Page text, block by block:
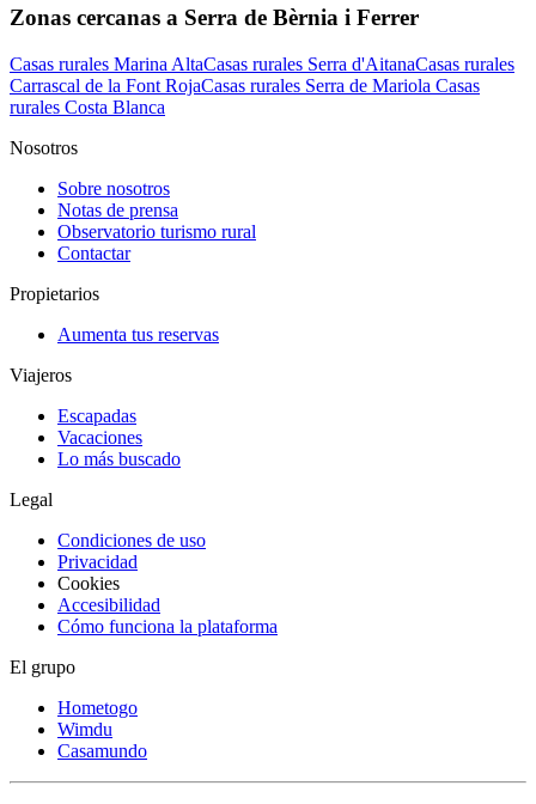
Zonas cercanas a Serra de Bèrnia i Ferrer
Casas rurales Marina AltaCasas rurales Serra d'AitanaCasas rurales
Carrascal de la Font RojaCasas rurales Serra de Mariola Casas
rurales Costa Blanca
Nosotros
Sobre nosotros
Notas de prensa
Observatorio turismo rural
Contactar
Propietarios
Aumenta tus reservas
Viajeros
Escapadas
Vacaciones
Lo más buscado
Legal
Condiciones de uso
Privacidad
Cookies
Accesibilidad
Cómo funciona la plataforma
El grupo
Hometogo
Wimdu
Casamundo